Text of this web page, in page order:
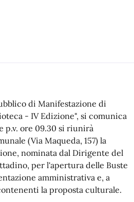
di Manifestazione di
- IV Edizione", si comunica
p.v. ore 09.30 si riunirà
(Via Maqueda, 157) la
nominata dal Dirigente del
per l'apertura delle Buste
amministrativa e, a
la proposta culturale.